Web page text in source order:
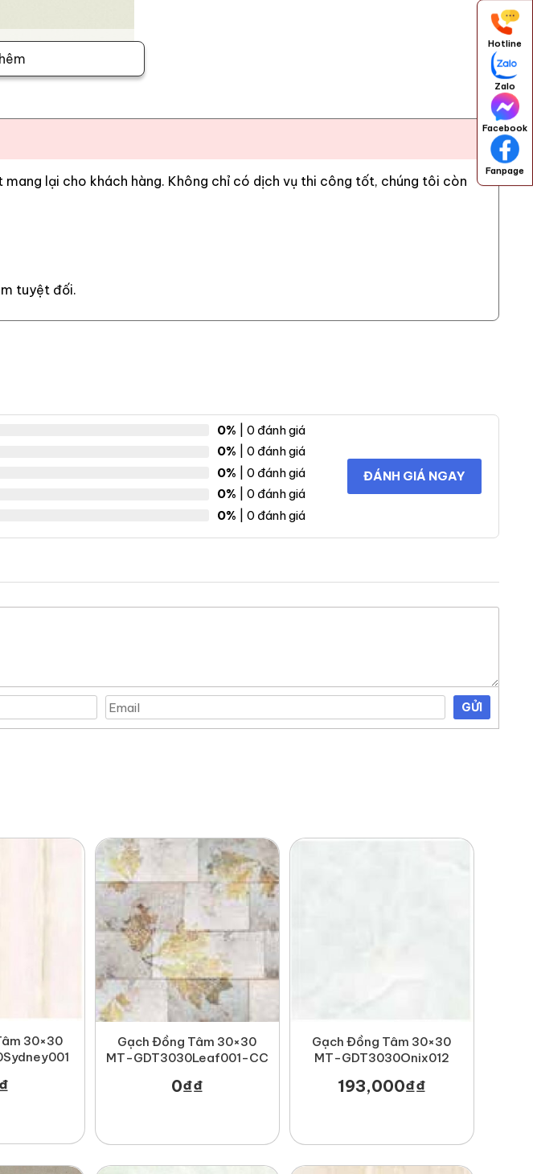
lại cho khách hàng. Không chỉ có dịch vụ thi công tốt, chúng tôi còn
tuyệt đối.
0% | 0 đánh giá
0% | 0 đánh giá
0% | 0 đánh giá
0% | 0 đánh giá
0% | 0 đánh giá
ĐÁNH GIÁ NGAY
GỬI
30×30
₫
Gạch Đồng Tâm 30×30
MT-GDT3030Leaf001-CC
0₫₫
Gạch Đồng Tâm 30×30
MT-GDT3030Onix012
193,000₫₫
Hotline
Zalo
Facebook
Fanpage